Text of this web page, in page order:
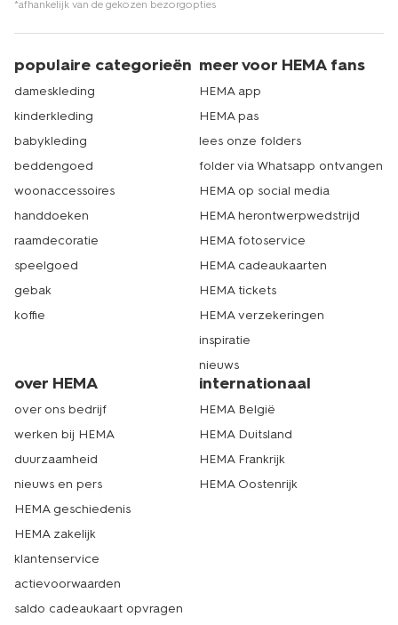
*afhankelijk van de gekozen bezorgopties
populaire categorieën
dameskleding
kinderkleding
babykleding
beddengoed
woonaccessoires
handdoeken
raamdecoratie
speelgoed
gebak
koffie
meer voor HEMA fans
HEMA app
HEMA pas
lees onze folders
folder via Whatsapp ontvangen
HEMA op social media
HEMA herontwerpwedstrijd
HEMA fotoservice
HEMA cadeaukaarten
HEMA tickets
HEMA verzekeringen
inspiratie
nieuws
over HEMA
over ons bedrijf
werken bij HEMA
duurzaamheid
nieuws en pers
HEMA geschiedenis
HEMA zakelijk
klantenservice
actievoorwaarden
saldo cadeaukaart opvragen
internationaal
HEMA België
HEMA Duitsland
HEMA Frankrijk
HEMA Oostenrijk